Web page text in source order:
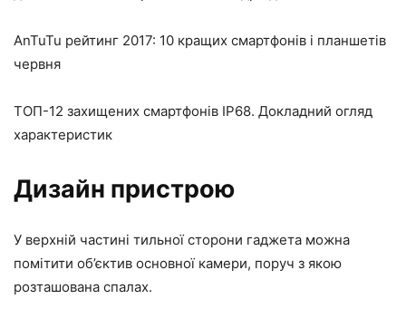
AnTuTu рейтинг 2017: 10 кращих смартфонів і планшетів
червня
ТОП-12 захищених смартфонів IP68. Докладний огляд
характеристик
Дизайн пристрою
У верхній частині тильної сторони гаджета можна
помітити об’єктив основної камери, поруч з якою
розташована спалах.